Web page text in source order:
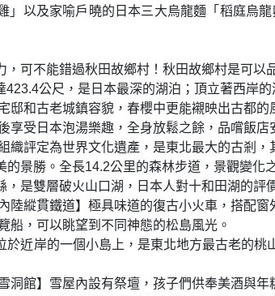
」以及家喻戶曉的日本三大烏龍麵「稻庭烏
可不能錯過秋田故鄉村！秋田故鄉村是可以
公尺，是日本最深的湖泊；頂立著西岸的
和古老城鎮容貌，春櫻中更能襯映出古都的
享受日本泡湯樂趣，全身放鬆之餘，品嚐飯店
評定為世界文化遺產，是東北最大的古剎，
景勝。全長14.2公里的森林步道，景觀變化
是雙層破火山口湖，日本人對十和田湖的評
縱貫鐵道】極具味道的復古小火車，搭配窗
，可以眺望到不同神態的松島風光。
近岸的一個小島上，是東北地方最古老的
館】雪屋內設有祭壇，孩子們供奉美酒與年